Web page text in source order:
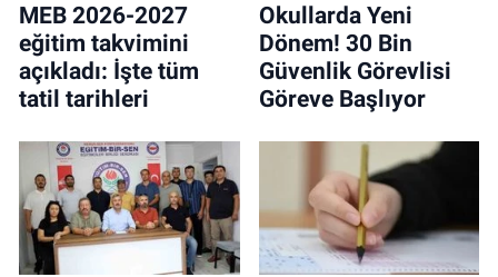
MEB 2026-2027
eğitim takvimini
açıkladı: İşte tüm
tatil tarihleri
Okullarda Yeni
Dönem! 30 Bin
Güvenlik Görevlisi
Göreve Başlıyor